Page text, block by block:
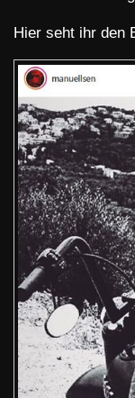
Hier seht ihr den